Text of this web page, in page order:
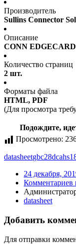
Производитель
Sullins Connector
Описание
CONN EDGECARD
Количество страниц
2 шт.
Форматы файла
HTML, PDF
(Для просмотра
Подождите,
Просмотрено:
datasheet
24 декабря,
Комментариев
datasheet
Добавить
Для отправки